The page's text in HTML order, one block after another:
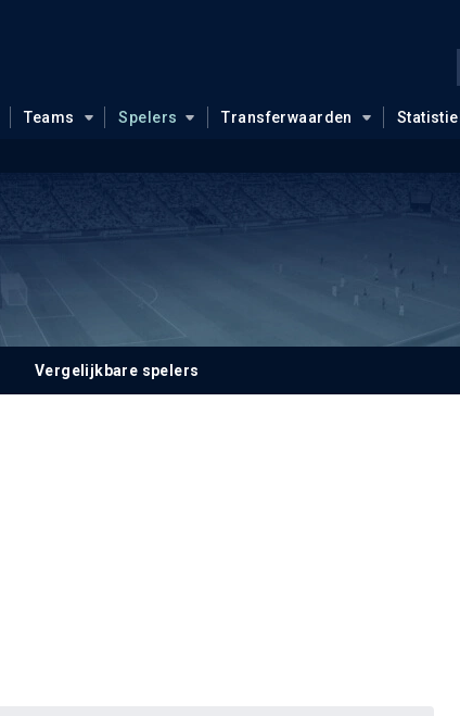
Teams Spelers Transferwaarden
Vergelijkbare spelers